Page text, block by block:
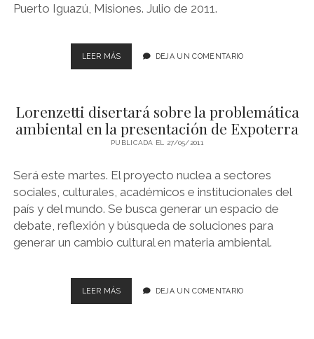
LIBROS EN PANAMÁ
LIBROS EN PERÚ
Puerto Iguazú, Misiones. Julio de 2011.
LEER MÁSLORENZETTI
PRESENTÓ
LAS
JORNADAS
INTERNACIONALES
DERECHO
AMBIENTAL
DEJA UN COMENTARIO
Lorenzetti disertará sobre la problemática
ambiental en la presentación de Expoterra
PUBLICADA EL 27/05/2011
Será este martes. El proyecto nuclea a sectores
sociales, culturales, académicos e institucionales del
país y del mundo. Se busca generar un espacio de
debate, reflexión y búsqueda de soluciones para
generar un cambio cultural en materia ambiental.
LEER MÁSLORENZETTI
DISERTARÁ
DEJA UN COMENTARIO